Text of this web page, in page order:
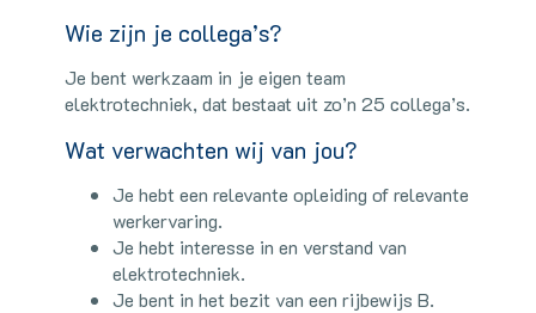
Wie zijn je collega’s?
Je bent werkzaam in je eigen team
elektrotechniek, dat bestaat uit zo’n 25 collega’s.
Wat verwachten wij van jou?
Je hebt een relevante opleiding of relevante
werkervaring.
Je hebt interesse in en verstand van
elektrotechniek.
Je bent in het bezit van een rijbewijs B.